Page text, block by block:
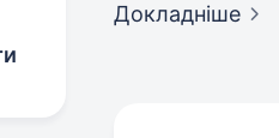
Докладніше